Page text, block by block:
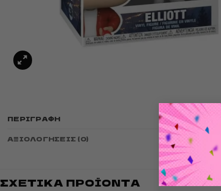
ΠΕΡΙΓΡΑΦΉ
ΑΞΙΟΛΟΓΉΣΕΙΣ (0)
Funko
cm tall
ΣΧΕΤΙΚΆ ΠΡΟΪΌΝΤΑ